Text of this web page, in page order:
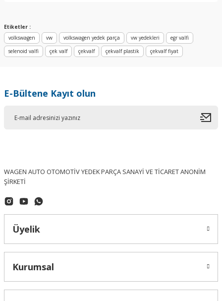
Etiketler :
volkswagen
vw volkswagen yedek parça vw yedekleri
egr valfi
selenoid valfi
çek valf çekvalf çekvalf plastik çekvalf fiyat
E-Bültene Kayıt olun
WAGEN AUTO OTOMOTİV YEDEK PARÇA SANAYİ VE TİCARET ANONİM
ŞİRKETİ
Üyelik
Kurumsal